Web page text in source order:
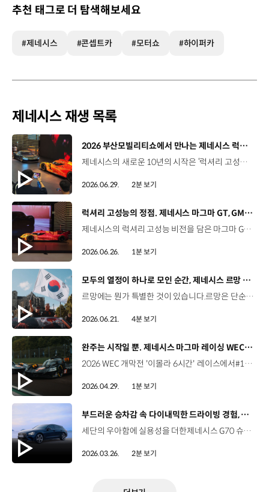
추천 태그로 더 탐색해보세요
#제네시스 #콘셉트카 #모터쇼 #하이퍼카
제네시스 재생 목록
[동영상]
2026 부산모빌리티쇼에서 만나는 제네시스 럭셔리 고성능 비전 | 2026 부산모빌리티쇼
제네시스의 새로운 10년의 시작은 ‘럭셔리 고성능’으로부터. 아시아 최초로 공개하는 마그마 GT 콘셉트와WEC 출전 차량의 기반이 된 GMR-001 하이퍼카 디자인 모델까지, 모터스포츠 현장의 열기와제네시스 마그마 레이싱 팀의 서사를2026 부산모빌리티쇼 제네시스관에서 만나보세요. #제네시스 #마그마GT콘셉트 #부산모빌리티쇼 #제네시스마그마레이싱 #GMR001 #Genesis #MagmaGTConcept #BIMOS 유튜브 쇼츠 보기 >
2026.06.29. 2분 보기
[동영상]
럭셔리 고성능의 정점. 제네시스 마그마 GT, GMR–001 디자인 모델 아시아 최초 공개 | 2026 부산모빌리티쇼
제네시스의 럭셔리 고성능 비전을 담은 마그마 GT 콘셉트와GMR-001 하이퍼카 디자인 모델의 실물 버전을 아시아 최초로 공개합니다. '역동적인 우아함'이 느껴지는 마그마 GT 콘셉트와한국적 정체성을 담은 GMR-001 하이퍼카 디자인 모델까지,2026 부산모빌리티쇼에서 직접 만나보세요. #제네시스 #마그마GT콘셉트 #GMR001 #부산모빌리티쇼 #제네시스마그마레이싱 #Genesis #MagmaGTConcept #BIMOS
2026.06.26. 1분 보기
[동영상]
모두의 열정이 하나로 모인 순간, 제네시스 르망 24시간
르망에는 뭔가 특별한 것이 있습니다.르망은 단순한 레이스를 넘어, 전혀 다른 감동을 선사합니다. 열정은 사람들을 하나로 모읍니다.자동차는 어느새 당신 자신의 일부가 됩니다. 낮이 밤으로 바뀌고,당신은 본능에 따라 달립니다. 승리하기 위해서는 모든 것이 완벽하게 맞아떨어져야 합니다.팀. 머신. 그리고 타이밍. 그리고 결국,중요한 것은 그 결승선을 통과하는 순간과당신을 그곳까지 이끌어 준 사람들입니다. 낮과 밤을 넘어 본능으로 질주한 24시간.모두의 열정이 하나로 모인 제네시스 르망 24시간을 영상으로 만나보세요. #제네시스 #제네시스마그마레이싱 #르망24시 #내구레이스 #모터스포츠 #GenesisMagmaRacing #LeMans24h #WEC #Motorsport
2026.06.21. 4분 보기
[동영상]
완주는 시작일 뿐. 제네시스 마그마 레이싱 WEC 데뷔 현장
2026 WEC 개막전 '이몰라 6시간' 레이스에서#17, #19 차량 모두 결승선을 통과하며성공적으로 데뷔를 마친 제네시스의 GMR-001 하이퍼카. 고난도 서킷 위에서 안정적인 주행을 펼친 제네시스 마그마 레이싱의 도전을 영상으로 확인해 보세요. #제네시스 #제네시스마그마레이싱 #WEC #이몰라6시간 #Genesis #GenesisMagmaRacing #GMR001
2026.04.29. 1분 보기
[동영상]
부드러운 승차감 속 다이내믹한 드라이빙 경험, 제네시스 G70 슈팅브레이크
세단의 우아함에 실용성을 더한제네시스 G70 슈팅브레이크. 후면까지 매끄럽게 확장된 스포티한 실루엣,최대 1,535L의 넓은 러기지 공간까지. 스포츠 세단의 새로운 기준을 만드는제네시스 G70 슈팅브레이크를 영상으로 확인해 보세요. #제네시스 #G70슈팅브레이크 #스포츠세단 #모빌리티 #GENESIS #G70ShootingBrake
2026.03.26. 2분 보기